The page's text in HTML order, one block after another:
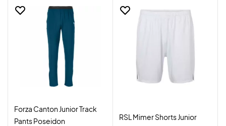
Forza Canton Junior Track
Pants Poseidon
RSL Mimer Shorts Junior